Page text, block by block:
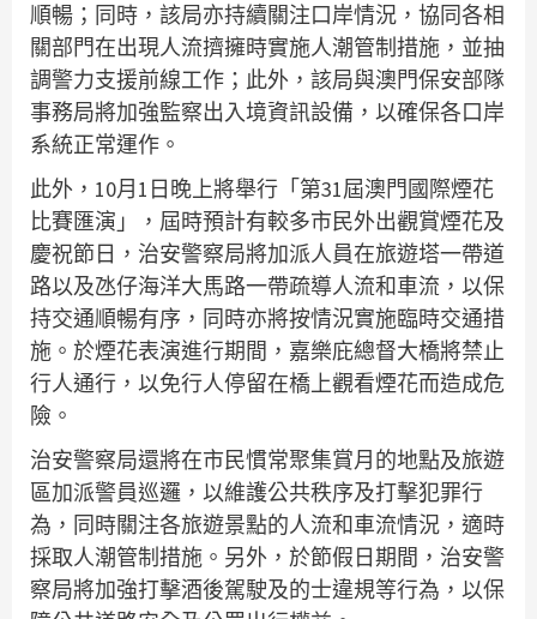
順暢；同時，該局亦持續關注口岸情況，協同各相
關部門在出現人流擠擁時實施人潮管制措施，並抽
調警力支援前線工作；此外，該局與澳門保安部隊
事務局將加強監察出入境資訊設備，以確保各口岸
系統正常運作。
此外，10月1日晚上將舉行「第31屆澳門國際煙花
比賽匯演」，屆時預計有較多市民外出觀賞煙花及
慶祝節日，治安警察局將加派人員在旅遊塔一帶道
路以及氹仔海洋大馬路一帶疏導人流和車流，以保
持交通順暢有序，同時亦將按情況實施臨時交通措
施。於煙花表演進行期間，嘉樂庇總督大橋將禁止
行人通行，以免行人停留在橋上觀看煙花而造成危
險。
治安警察局還將在市民慣常聚集賞月的地點及旅遊
區加派警員巡邏，以維護公共秩序及打擊犯罪行
為，同時關注各旅遊景點的人流和車流情況，適時
採取人潮管制措施。另外，於節假日期間，治安警
察局將加強打擊酒後駕駛及的士違規等行為，以保